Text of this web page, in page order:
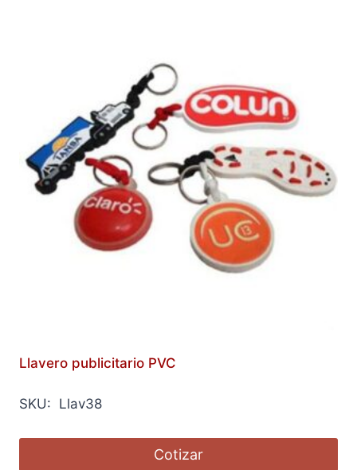
Llavero publicitario PVC
SKU: Llav38
Cotizar